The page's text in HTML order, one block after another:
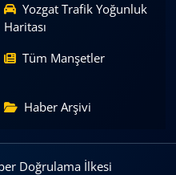
Yozgat Trafik Yoğunluk
Haritası
Tüm Manşetler
Haber Arşivi
Doğrulama İlkesi